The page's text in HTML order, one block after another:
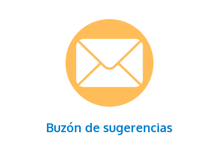
Buzón de sugerencias